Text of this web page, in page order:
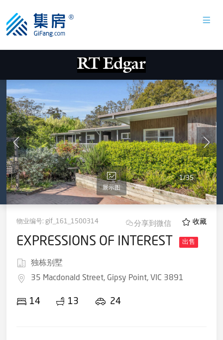
展示图
1/35
物业编号: gif_161_1500314
EXPRESSIONS OF INTEREST 出售
独栋别墅
35 Macdonald Street, Gipsy Point, VIC 3891
14 13 24
分享到微信 收藏